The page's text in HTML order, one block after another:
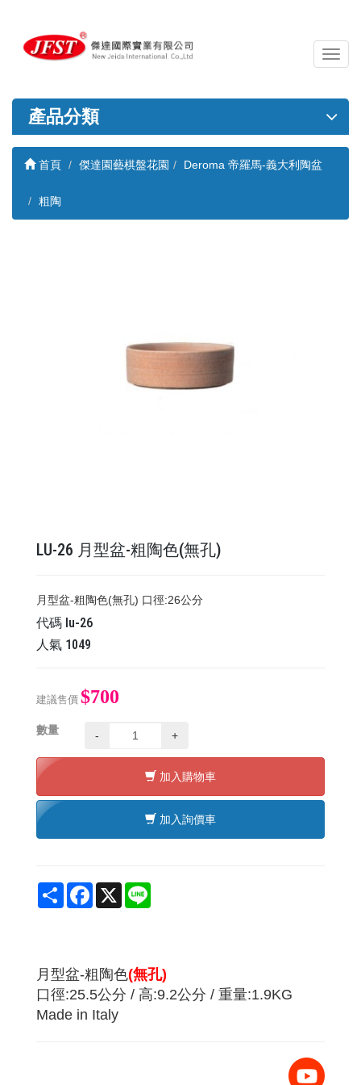
導
覽
關
產品分類
首頁 傑達園藝棋盤花園 Deroma 帝羅馬-義大利陶盆
粗陶
LU-26 月型盆-粗陶色(無孔)
月型盆-粗陶色(無孔) 口徑:26公分
代碼 lu-26
人氣 1049
建議售價 $700
數量 - +
加入購物車
加入詢價車
Share Facebook
X
月型盆-粗陶色(無孔)
口徑:25.5公分 / 高:9.2公分 / 重量:1.9KG
Made in Italy